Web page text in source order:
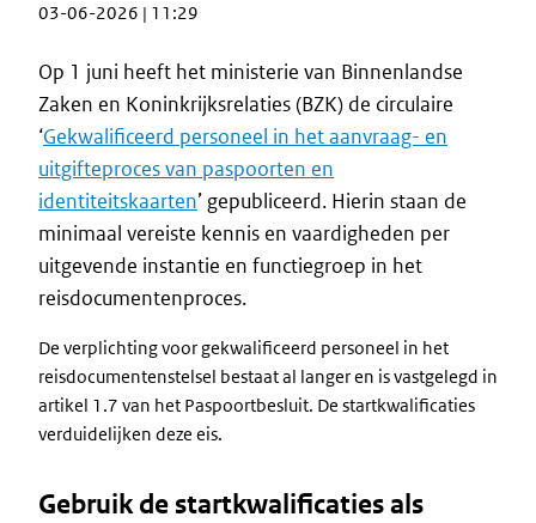
03-06-2026 | 11:29
Op 1 juni heeft het ministerie van Binnenlandse
Zaken en Koninkrijksrelaties (BZK) de circulaire
‘Gekwalificeerd personeel in het aanvraag- en
uitgifteproces van paspoorten en
identiteitskaarten’ gepubliceerd. Hierin staan de
minimaal vereiste kennis en vaardigheden per
uitgevende instantie en functiegroep in het
reisdocumentenproces.
De verplichting voor gekwalificeerd personeel in het
reisdocumentenstelsel bestaat al langer en is vastgelegd in
artikel 1.7 van het Paspoortbesluit. De startkwalificaties
verduidelijken deze eis.
Gebruik de startkwalificaties als